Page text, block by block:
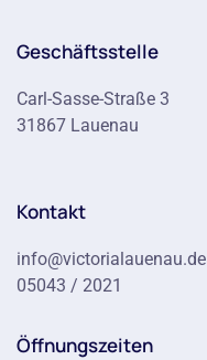
Geschäftsstelle
Carl-Sasse-Straße 3
31867 Lauenau
Kontakt
info@victorialauenau.de
05043 / 2021
Öffnungszeiten